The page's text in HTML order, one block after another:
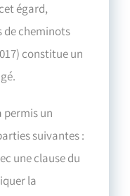
égard,
de cheminots
constitue un
permis un
suivantes :
une clause du
la